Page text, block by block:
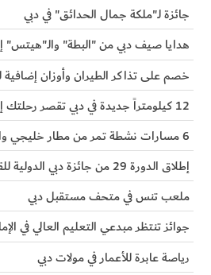
جائزة لـ"ملكة جمال الحدائق" في دبي
هدايا صيف دبي من "البطة" والـ"هيتس"
خصم على تذاكر الطيران وأوزان إضافية
12 كيلومتراً جديدة في دبي تقصر رحلتك إلى ربع ساعة
6 مسارات نشطة تمر من مطار خليجي واحد
إطلاق الدورة 29 من جائزة دبي الدولية للقرآن
ملعب تنس في متحف مستقبل دبي
جوائز تنتظر مبدعي التعليم العالي في
رياصة عابرة للأعمار في مولات دبي